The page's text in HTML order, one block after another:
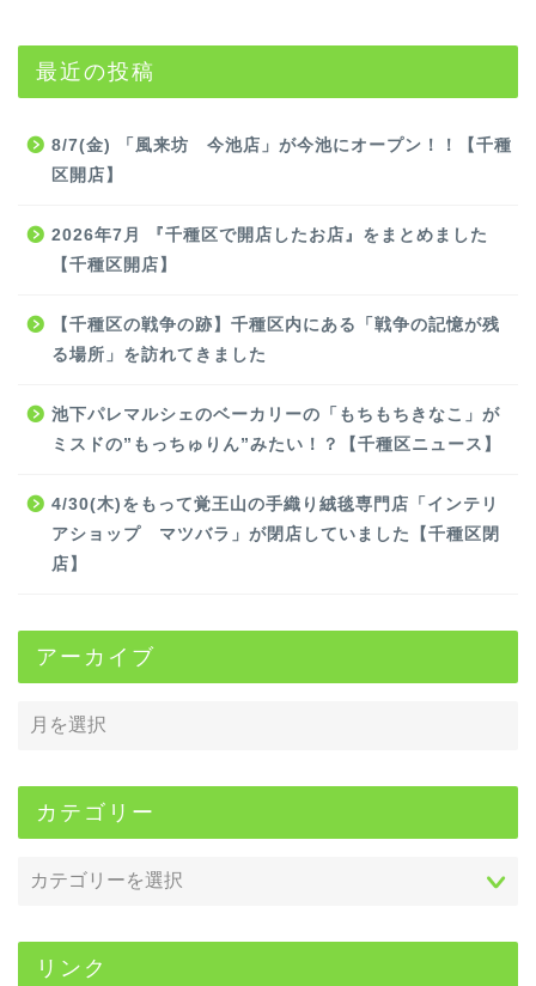
最近の投稿
8/7(金) 「風来坊 今池店」が今池にオープン！！【千種
区開店】
2026年7月 『千種区で開店したお店』をまとめました
【千種区開店】
【千種区の戦争の跡】千種区内にある「戦争の記憶が残
る場所」を訪れてきました
池下パレマルシェのベーカリーの「もちもちきなこ」が
ミスドの”もっちゅりん”みたい！？【千種区ニュース】
4/30(木)をもって覚王山の手織り絨毯専門店「インテリ
アショップ マツバラ」が閉店していました【千種区閉
店】
アーカイブ
カテゴリー
リンク